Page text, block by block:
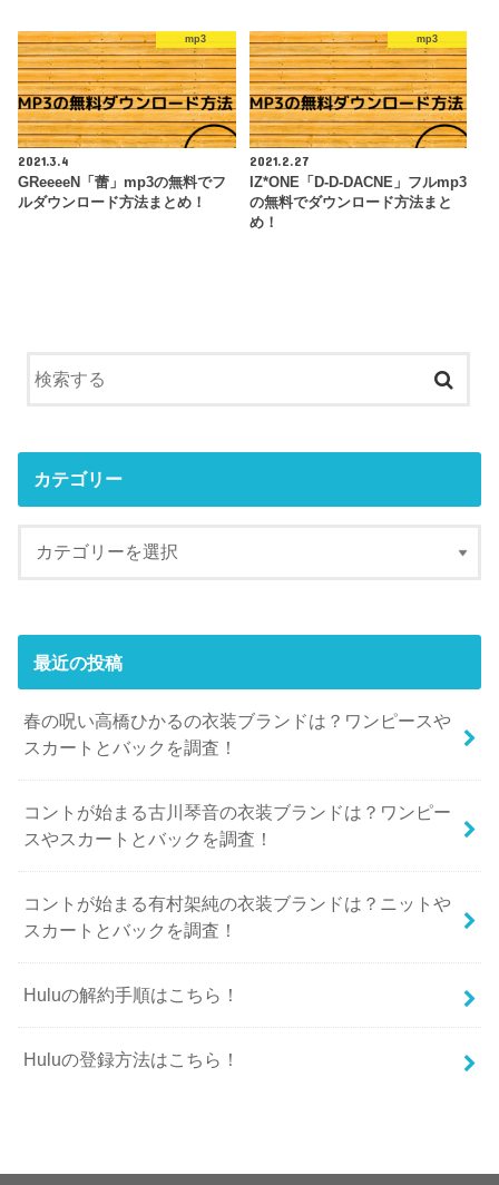
mp3
2021.3.4
GReeeeN「蕾」mp3の無料でフ
ルダウンロード方法まとめ！
mp3
2021.2.27
IZ*ONE「D-D-DACNE」フルmp3
の無料でダウンロード方法まと
め！
カテゴリー
最近の投稿
春の呪い高橋ひかるの衣装ブランドは？ワンピースや
スカートとバックを調査！
コントが始まる古川琴音の衣装ブランドは？ワンピー
スやスカートとバックを調査！
コントが始まる有村架純の衣装ブランドは？ニットや
スカートとバックを調査！
Huluの解約手順はこちら！
Huluの登録方法はこちら！